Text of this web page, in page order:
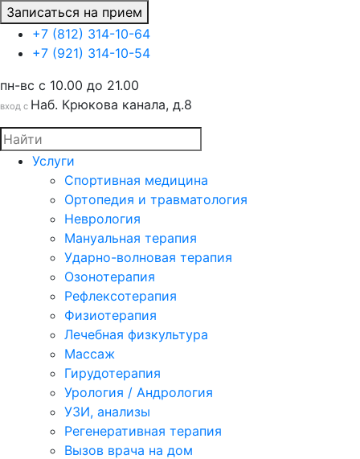
Записаться на прием
+7 (812) 314-10-64
+7 (921) 314-10-54
пн-вс c 10.00 до 21.00
вход с Наб. Крюкова канала, д.8
Услуги
Спортивная медицина
Ортопедия и травматология
Неврология
Мануальная терапия
Ударно-волновая терапия
Озонотерапия
Рефлексотерапия
Физиотерапия
Лечебная физкультура
Массаж
Гирудотерапия
Урология / Андрология
УЗИ, анализы
Регенеративная терапия
Вызов врача на дом